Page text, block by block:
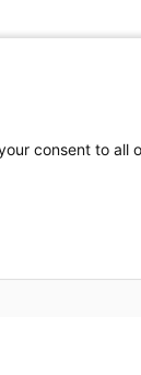
consent to all